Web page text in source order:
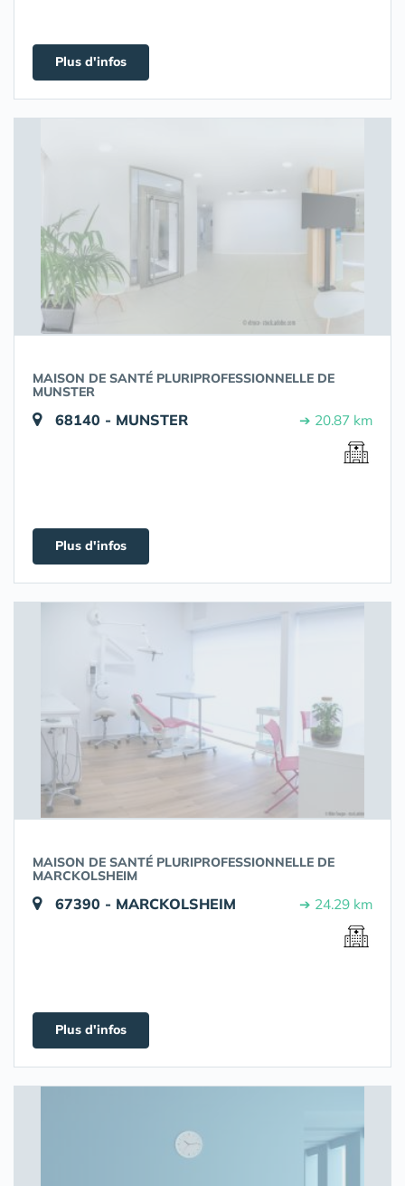
Plus d'infos
MAISON DE SANTÉ PLURIPROFESSIONNELLE DE
MUNSTER
68140 - MUNSTER ➔ 20.87 km
Plus d'infos
MAISON DE SANTÉ PLURIPROFESSIONNELLE DE
MARCKOLSHEIM
67390 - MARCKOLSHEIM ➔ 24.29 km
Plus d'infos